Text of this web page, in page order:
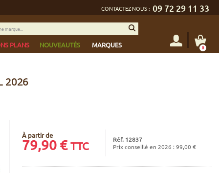
CONTACTEZ-NOUS : 09 72 29 11 33
PLANS NOUVEAUTÉS MARQUES 0
2026
À partir de
79,90€ TTC
Réf. 12837
Prix conseillé en 2026 : 99,00 €